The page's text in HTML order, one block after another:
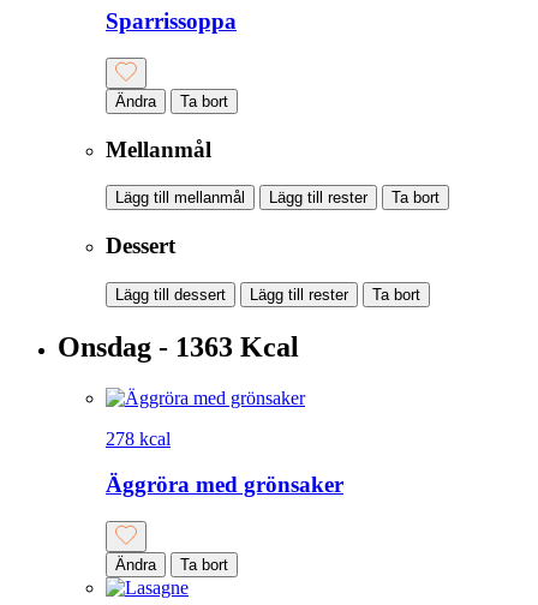
Sparrissoppa
Ändra Ta bort
Mellanmål
Lägg till mellanmål Lägg till rester Ta bort
Dessert
Lägg till dessert Lägg till rester Ta bort
Onsdag - 1363 Kcal
278 kcal
Äggröra med grönsaker
Ändra Ta bort